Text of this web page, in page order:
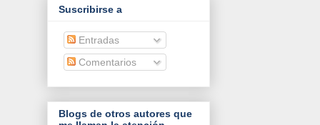
Suscribirse a
Entradas
Comentarios
Blogs de otros autores que